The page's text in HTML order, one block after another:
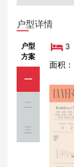
户型详情
户型
方案
一
二
三
3
面积